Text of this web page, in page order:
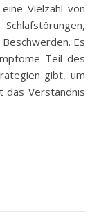
Vielzahl von
Es
Teil des
gibt, um
das Verständnis